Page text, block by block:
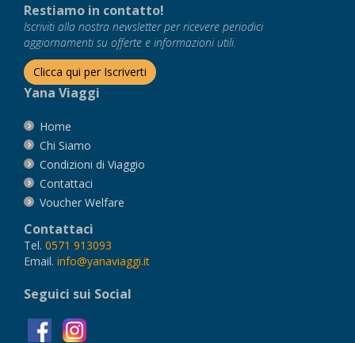
Restiamo in contatto!
Iscriviti alla nostra newsletter per ricevere periodici
aggiornamenti su offerte e informazioni utili.
Clicca qui per Iscriverti
Yana Viaggi
Home
Chi Siamo
Condizioni di Viaggio
Contattaci
Voucher Welfare
Contattaci
Tel. 0571 913093
Email. info@yanaviaggi.it
Seguici sui Social